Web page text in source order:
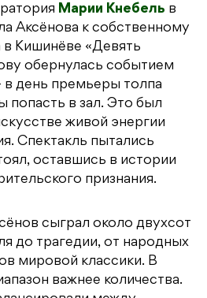
Марии Кнебель в
Аксёнова к собственному
в Кишинёве «Девять
обернулась событием
день премьеры толпа
попасть в зал. Это был
живой энергии
Спектакль пытались
оставшись в истории
признания.
сыграл около двухсот
до трагедии, от народных
мировой классики. В
важнее количества.